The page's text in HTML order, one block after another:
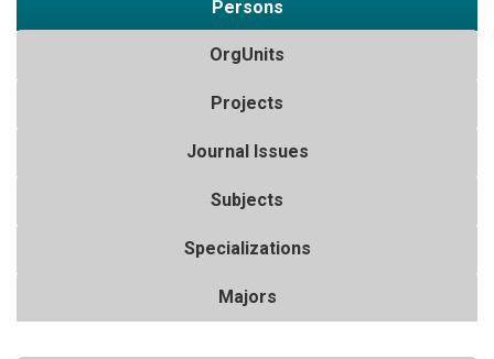
Persons
OrgUnits
Projects
Journal Issues
Subjects
Specializations
Majors